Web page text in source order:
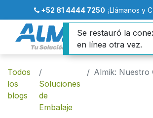
+52 81 4444 7250 ¡Llámanos y
Todos
los
blogs
Soluciones
de
Embalaje
Almik: Nuestro Compromiso con la
Se restauró la
en línea otra vez.